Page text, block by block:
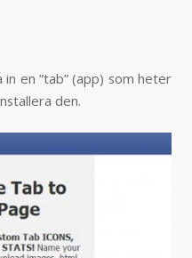
en ”tab” (app) som heter
den.